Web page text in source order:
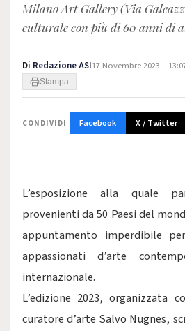
Milano Art Gallery (Via
culturale con più di 60 anni di
Di Redazione ASI17 Novembre 2023 –
Stampa
CONDIVIDI Facebook X / Twitter
L’esposizione alla quale
provenienti da 50 Paesi del
appuntamento imperdibile
appassionati d’arte
internazionale.
L’edizione 2023, organizzata
curatore d’arte Salvo Nugnes,